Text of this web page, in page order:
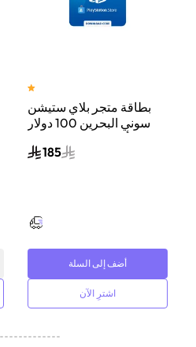
بطاقة متجر بلاي ستيشن
سوني البحرين 100 دولار
أمريكي إرسال الكود
الرقمي بالبريد الإلكتروني
185
أضف إلى السلة
اشترِ الآن